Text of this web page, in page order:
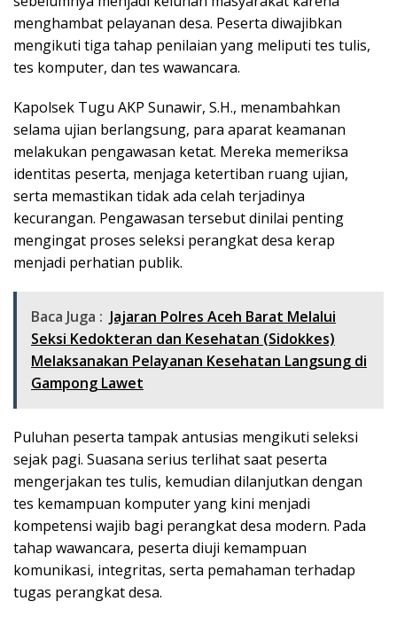
menghambat pelayanan desa. Peserta diwajibkan
mengikuti tiga tahap penilaian yang meliputi tes tulis,
tes komputer, dan tes wawancara.
Kapolsek Tugu AKP Sunawir, S.H., menambahkan
selama ujian berlangsung, para aparat keamanan
melakukan pengawasan ketat. Mereka memeriksa
identitas peserta, menjaga ketertiban ruang ujian,
serta memastikan tidak ada celah terjadinya
kecurangan. Pengawasan tersebut dinilai penting
mengingat proses seleksi perangkat desa kerap
menjadi perhatian publik.
Baca Juga : Jajaran Polres Aceh Barat Melalui
Seksi Kedokteran dan Kesehatan (Sidokkes)
Melaksanakan Pelayanan Kesehatan Langsung di
Gampong Lawet
Puluhan peserta tampak antusias mengikuti seleksi
sejak pagi. Suasana serius terlihat saat peserta
mengerjakan tes tulis, kemudian dilanjutkan dengan
tes kemampuan komputer yang kini menjadi
kompetensi wajib bagi perangkat desa modern. Pada
tahap wawancara, peserta diuji kemampuan
komunikasi, integritas, serta pemahaman terhadap
tugas perangkat desa.